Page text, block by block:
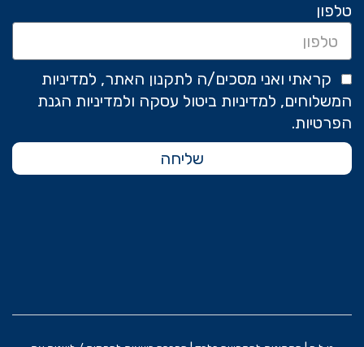
טלפון
קראתי ואני מסכים/ה לתקנון האתר, למדיניות
המשלוחים, למדיניות ביטול עסקה ולמדיניות הגנת
הפרטיות.
שליחה